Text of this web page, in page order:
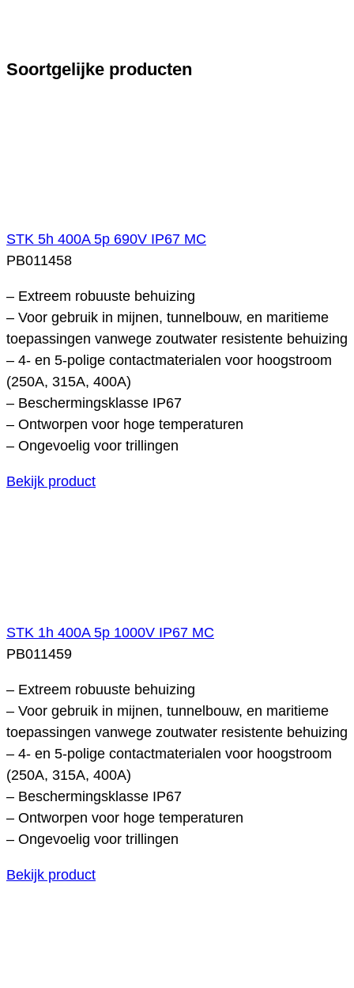
Soortgelijke producten
STK 5h 400A 5p 690V IP67 MC
PB011458
– Extreem robuuste behuizing
– Voor gebruik in mijnen, tunnelbouw, en maritieme
toepassingen vanwege zoutwater resistente behuizing
– 4- en 5-polige contactmaterialen voor hoogstroom
(250A, 315A, 400A)
– Beschermingsklasse IP67
– Ontworpen voor hoge temperaturen
– Ongevoelig voor trillingen
Bekijk product
STK 1h 400A 5p 1000V IP67 MC
PB011459
– Extreem robuuste behuizing
– Voor gebruik in mijnen, tunnelbouw, en maritieme
toepassingen vanwege zoutwater resistente behuizing
– 4- en 5-polige contactmaterialen voor hoogstroom
(250A, 315A, 400A)
– Beschermingsklasse IP67
– Ontworpen voor hoge temperaturen
– Ongevoelig voor trillingen
Bekijk product